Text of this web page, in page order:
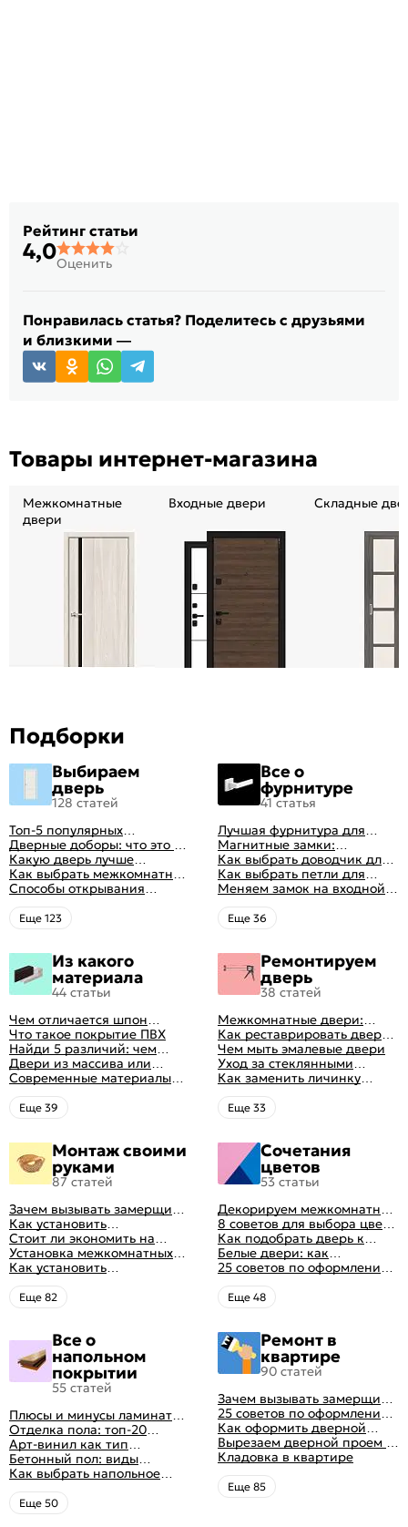
Рейтинг статьи
4,0Оценить
Понравилась статья? Поделитесь с друзьями
и близкими —
Товары интернет-магазина
Межкомнатные
двери
Входные двери Складные
Подборки
Выбираем
дверь
128 статей
Топ-5 популярных
межкомнатных дверей
Дверные доборы: что это и
зачем они нужны
Какую дверь лучше
поставить в ванную
комнату
Как выбрать межкомнатные
двери: какие
межкомнатные двери
лучше
Способы открывания
межкомнатных дверей (с
фото-примерами)
Eще 123
Все о
фурнитуре
41 статья
Лучшая фурнитура для
дверей: как выбрать
правильно
Магнитные замки:
особенности и принцип
работы
Как выбрать доводчик для
входной двери: советы от
профессионалов
Как выбрать петли для
межкомнатных дверей
Меняем замок на входной
двери
Eще 36
Из какого
материала
44 статьи
Чем отличается шпон
натуральный от шпона
файн-лайн
Что такое покрытие ПВХ
Найди 5 различий: чем
отличаются двери пвх от
ламинированных
Двери из массива или
шпона: какие лучше
выбрать
Современные материалы
межкомнатных дверей,
виды межкомнатных
дверей по материалу
Eще 39
Ремонтируем
дверь
38 статей
Межкомнатные двери:
правила ухода
Как реставрировать дверь в
домашних условиях
Чем мыть эмалевые двери
Уход за стеклянными
дверями
Как заменить личинку
замка самостоятельно
Eще 33
Монтаж своими
руками
87 статей
Зачем вызывать замерщика
для установки дверей
Как установить
межкомнатную дверь
самостоятельно: советы
профессионала
Стоит ли экономить на
установке дверей
Установка межкомнатных
дверей своими руками:
правила монтажа,
инструкция и полезные
советы
Как установить
металлические двери в
квартире
Eще 82
Сочетания
цветов
53 статьи
Декорируем межкомнатные
двери в стиле винтаж
своими руками (с
оригинальными фото-
идеями)
8 советов для выбора цвета
межкомнатных дверей
Как подобрать дверь к
интерьеру квартиры
Белые двери: как
гармонично вписать их в
интерьер
25 советов по оформлению
дверного проема без двери
+ 50 фото
Eще 48
Все о
напольном
покрытии
55 статей
Плюсы и минусы ламината:
как выбрать качественное
напольное покрытие
Отделка пола: топ-20
вариантов напольных
покрытий
Арт-винил как тип
напольного покрытия
Бетонный пол: виды
конструкций и технология
заливки
Как выбрать напольное
покрытие: плюсы и минусы
всех вариантов на
современном рынке
Eще 50
Ремонт в
квартире
90 статей
Зачем вызывать замерщика
для установки дверей
25 советов по оформлению
дверного проема без двери
+ 50 фото
Как оформить дверной
проем без двери
Вырезаем дверной проем в
различных материалах
стены
Кладовка в квартире
Eще 85